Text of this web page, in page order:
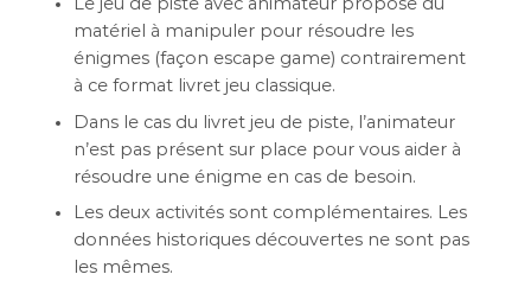
matériel à manipuler pour résoudre les
énigmes (façon escape game) contrairement
à ce format livret jeu classique.
Dans le cas du livret jeu de piste, l’animateur
n’est pas présent sur place pour vous aider à
résoudre une énigme en cas de besoin.
Les deux activités sont complémentaires. Les
données historiques découvertes ne sont pas
les mêmes.